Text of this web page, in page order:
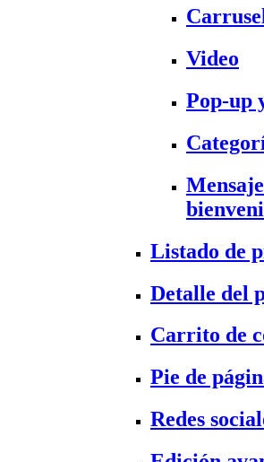
Video
Pop-up
Listado de
Detalle del
Carrito de
Pie de
Redes